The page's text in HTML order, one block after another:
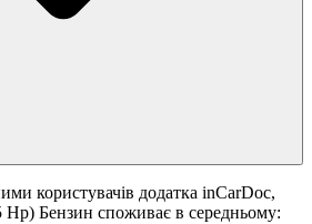
користувачів додатка inCarDoc,
Hp) Бензин споживає в середньому: